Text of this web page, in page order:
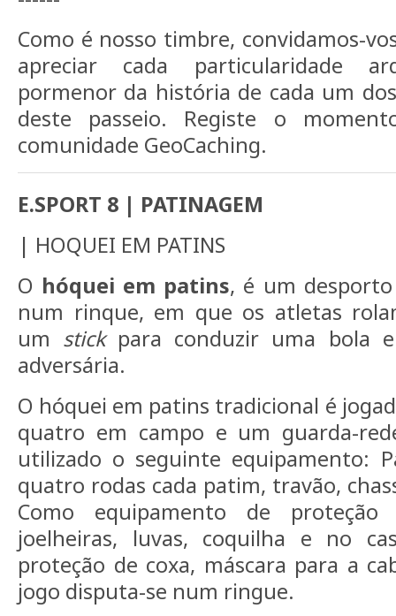
Como é nosso timbre, convidamos-
apreciar cada particularidade
pormenor da história de cada um
deste passeio. Registe o
comunidade GeoCaching.
E.SPORT 8 | PATINAGEM
| HOQUEI EM PATINS
O hóquei em patins, é um
num rinque, em que os atletas
um stickpara conduzir uma bola
adversária.
O hóquei em patins tradicional é
quatro em campo e um guarda-
utilizado o seguinte equipamento:
quatro rodas cada patim, travão,
Como equipamento de proteção
joelheiras, luvas, coquilha e no
proteção de coxa, máscara para a
jogo disputa-se num ringue.